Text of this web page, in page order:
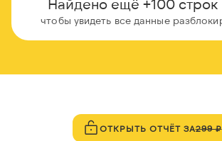
Найдено ещё +100 строк
чтобы увидеть все данные
ОТКРЫТЬ ОТЧЁТ ЗА299 ₽